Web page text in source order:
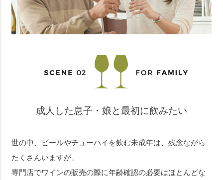
成人した息子・娘と最初に飲みたい
世の中、ビールやチューハイを飲む未成年は、残念ながら
たくさんいますが、
専門店でワインの販売の際に年齢確認の必要はほとんどな